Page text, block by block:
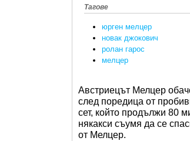
Тагове
юрген мелцер
новак джокович
ролан гарос
мелцер
Австриецът Мелцер
след поредица от
сет, който продължи 80
някакси съумя да се
от Мелцер.